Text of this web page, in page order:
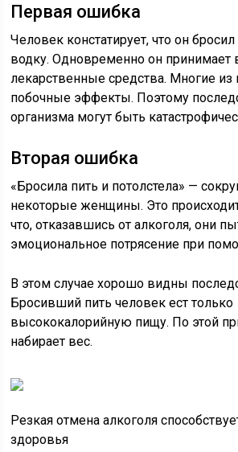
Первая ошибка
Человек констатирует, что он
водку. Одновременно он принимает
лекарственные средства. Многие
побочные эффекты. Поэтому
организма могут быть
Вторая ошибка
«Бросила пить и потолстела» —
некоторые женщины. Это
что, отказавшись от алкоголя, они
эмоциональное потрясение при
В этом случае хорошо видны
Бросивший пить человек ест только
высококалорийную пищу. По этой
набирает вес.
Резкая отмена алкоголя
здоровья